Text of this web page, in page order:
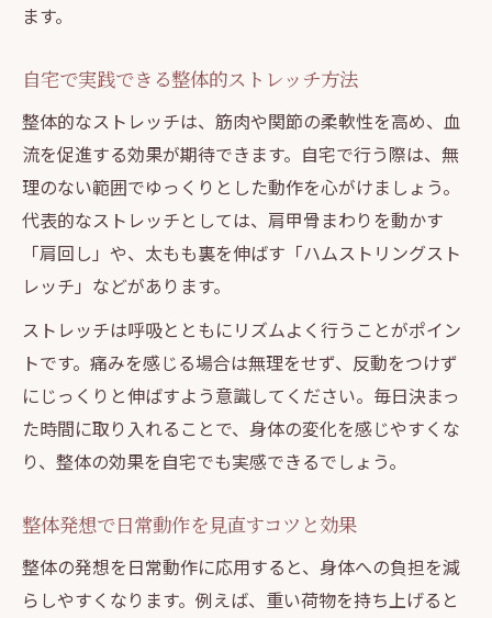
ます。
自宅で実践できる整体的ストレッチ方法
整体的なストレッチは、筋肉や関節の柔軟性を高め、血
流を促進する効果が期待できます。自宅で行う際は、無
理のない範囲でゆっくりとした動作を心がけましょう。
代表的なストレッチとしては、肩甲骨まわりを動かす
「肩回し」や、太もも裏を伸ばす「ハムストリングスト
レッチ」などがあります。
ストレッチは呼吸とともにリズムよく行うことがポイン
トです。痛みを感じる場合は無理をせず、反動をつけず
にじっくりと伸ばすよう意識してください。毎日決まっ
た時間に取り入れることで、身体の変化を感じやすくな
り、整体の効果を自宅でも実感できるでしょう。
整体発想で日常動作を見直すコツと効果
整体の発想を日常動作に応用すると、身体への負担を減
らしやすくなります。例えば、重い荷物を持ち上げると